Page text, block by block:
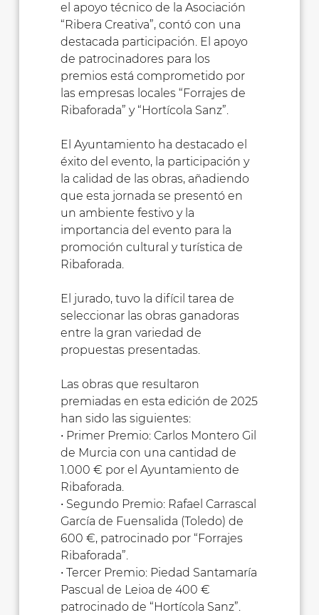
el apoyo técnico de la Asociación
“Ribera Creativa”, contó con una
destacada participación. El apoyo
de patrocinadores para los
premios está comprometido por
las empresas locales “Forrajes de
Ribaforada” y “Hortícola Sanz”.
El Ayuntamiento ha destacado el
éxito del evento, la participación y
la calidad de las obras, añadiendo
que esta jornada se presentó en
un ambiente festivo y la
importancia del evento para la
promoción cultural y turística de
Ribaforada.
El jurado, tuvo la difícil tarea de
seleccionar las obras ganadoras
entre la gran variedad de
propuestas presentadas.
Las obras que resultaron
premiadas en esta edición de 2025
han sido las siguientes:
• Primer Premio: Carlos Montero Gil
de Murcia con una cantidad de
1.000 € por el Ayuntamiento de
Ribaforada.
• Segundo Premio: Rafael Carrascal
García de Fuensalida (Toledo) de
600 €, patrocinado por “Forrajes
Ribaforada”.
• Tercer Premio: Piedad Santamaría
Pascual de Leioa de 400 €
patrocinado de “Hortícola Sanz”.